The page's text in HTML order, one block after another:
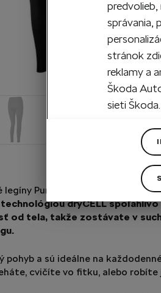
Puma s logom Škoda.
Tieto
dryCELL spoľahlivo
od tela, takže zostávate v
pohyb a sú ideálne na
cvičíte vo fitku, alebo robíte
správania,
stránok
reklamy a
Škoda
sieti Škoda.